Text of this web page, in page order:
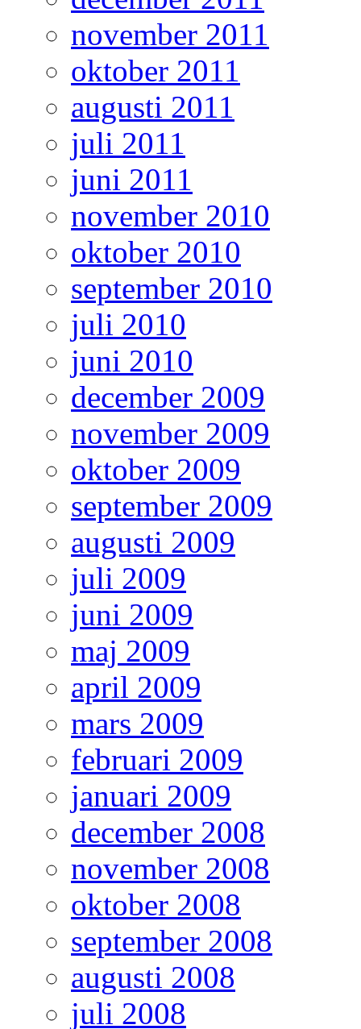
november 2011
oktober 2011
augusti 2011
juli 2011
juni 2011
november 2010
oktober 2010
september 2010
juli 2010
juni 2010
december 2009
november 2009
oktober 2009
september 2009
augusti 2009
juli 2009
juni 2009
maj 2009
april 2009
mars 2009
februari 2009
januari 2009
december 2008
november 2008
oktober 2008
september 2008
augusti 2008
juli 2008